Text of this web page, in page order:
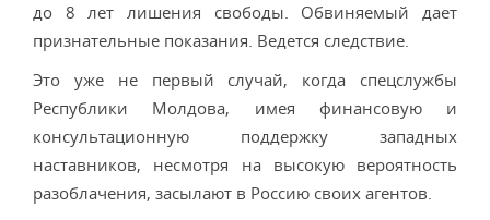
до 8 лет лишения свободы. Обвиняемый дает
признательные показания. Ведется следствие.
Это уже не первый случай, когда спецслужбы
Республики Молдова, имея финансовую и
консультационную поддержку западных
наставников, несмотря на высокую вероятность
разоблачения, засылают в Россию своих агентов.